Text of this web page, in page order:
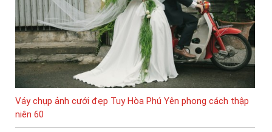
Váy chụp ảnh cưới đẹp Tuy Hòa Phú Yên phong cách thập
niên 60